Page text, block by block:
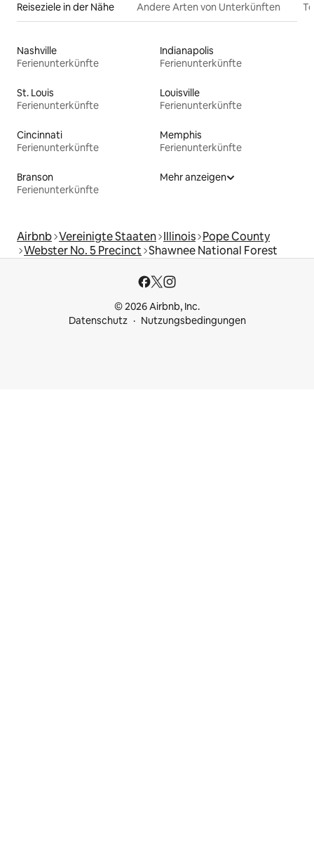
Reiseziele in der Nähe Andere Arten von Unterkünften
Nashville
Ferienunterkünfte
Indianapolis
Ferienunterkünfte
St. Louis
Ferienunterkünfte
Louisville
Ferienunterkünfte
Cincinnati
Ferienunterkünfte
Memphis
Ferienunterkünfte
Branson
Ferienunterkünfte
Mehr anzeigen
Airbnb Vereinigte Staaten Illinois Pope County
Webster No. 5 Precinct Shawnee National Forest
© 2026 Airbnb, Inc.
Datenschutz
Nutzungsbedingungen